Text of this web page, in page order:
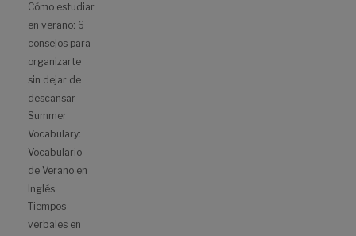
Cómo estudiar
en verano: 6
consejos para
organizarte
sin dejar de
descansar
Summer
Vocabulary:
Vocabulario
de Verano en
Inglés
Tiempos
verbales en